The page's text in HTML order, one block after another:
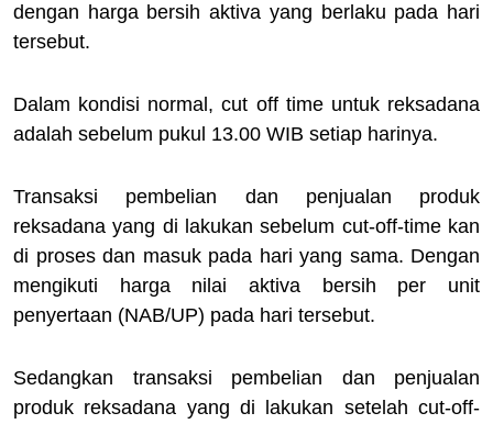
dengan harga bersih aktiva yang berlaku pada hari
tersebut.
Dalam kondisi normal, cut off time untuk reksadana
adalah sebelum pukul 13.00 WIB setiap harinya.
Transaksi pembelian dan penjualan produk
reksadana yang di lakukan sebelum cut-off-time kan
di proses dan masuk pada hari yang sama. Dengan
mengikuti harga nilai aktiva bersih per unit
penyertaan (NAB/UP) pada hari tersebut.
Sedangkan transaksi pembelian dan penjualan
produk reksadana yang di lakukan setelah cut-off-